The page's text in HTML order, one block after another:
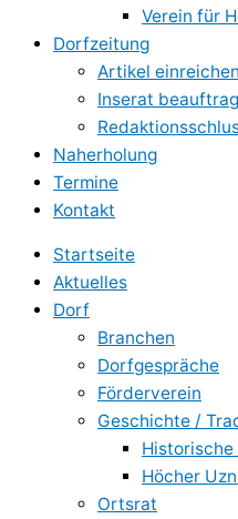
Verein für
Dorfzeitung
Artikel einreichen
Inserat
Naherholung
Termine
Kontakt
Startseite
Aktuelles
Dorf
Branchen
Dorfgespräche
Förderverein
Geschichte /
Historische
Höcher
Ortsrat